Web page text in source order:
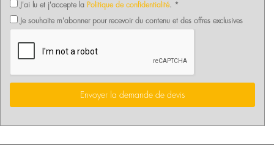
J'ai lu et j'accepte la Politique de confidentialité. *
Je souhaite m'abonner pour recevoir du contenu et des offres exclusives
Envoyer la demande de devis